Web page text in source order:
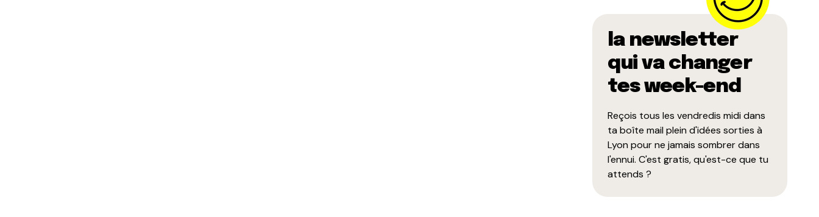
la newsletter
qui va changer
tes week-end
Reçois tous les vendredis midi dans
ta boîte mail plein d'idées sorties à
Lyon pour ne jamais sombrer dans
l'ennui. C'est gratis, qu'est-ce que tu
attends ?